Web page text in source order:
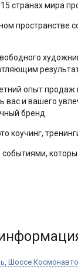
странах мира
пространстве
опыт
вас и вашего
бренд.
коучинг,
событиями,
, Шоссе